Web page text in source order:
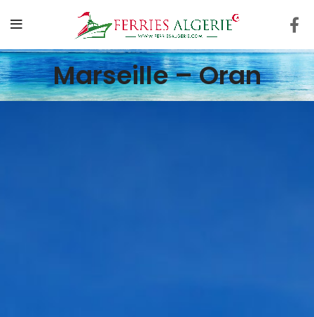
Marseille – Oran